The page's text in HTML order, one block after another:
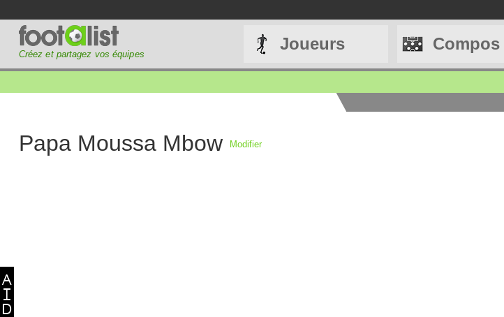
Créez et partagez vos équipes
Joueurs Compos
Papa Moussa Mbow Modifier